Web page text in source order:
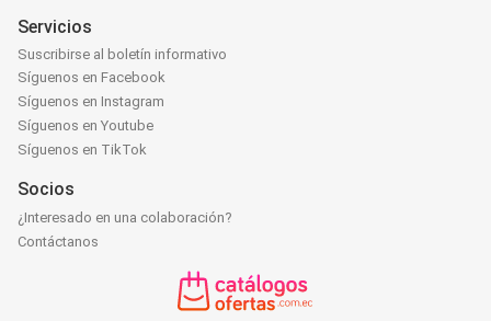
Servicios
Suscribirse al boletín informativo
Síguenos en Facebook
Síguenos en Instagram
Síguenos en Youtube
Síguenos en TikTok
Socios
¿Interesado en una colaboración?
Contáctanos